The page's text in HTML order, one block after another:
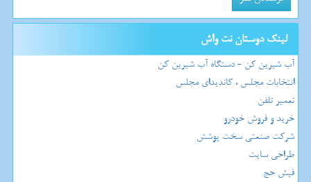
لینک دوستان نت واش
آب شیرین کن - دستگاه آب شیرین کن
انتخابات مجلس ، کاندیدای مجلس
تعمیر تلفن
خرید و فروش خودرو
شرکت صنعتی سخت پوشش
طراحی سایت
فیش حج